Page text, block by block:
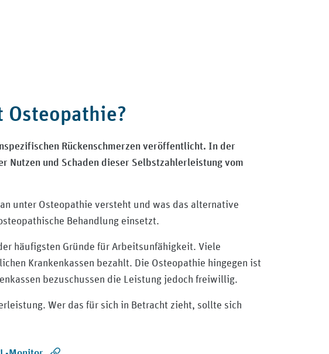
Osteopathie?
Rückenschmerzen veröffentlicht. In der
Nutzen und Schaden dieser Selbstzahlerleistung vom
unter Osteopathie versteht und was das alternative
Behandlung einsetzt.
häufigsten Gründe für Arbeitsunfähigkeit. Viele
Krankenkassen bezahlt. Die Osteopathie hingegen ist
bezuschussen die Leistung jedoch freiwillig.
Wer das für sich in Betracht zieht, sollte sich